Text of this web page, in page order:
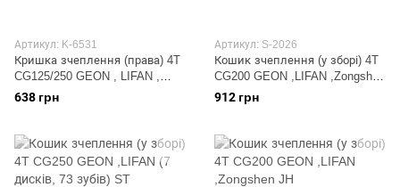
Артикул: K-6531
Кришка зчеплення (права) 4T
CG125/250 GEON , LIFAN ,
Zongshen KOMATCU
638 грн
Артикул: S-2026
Кошик зчеплення (у зборі) 4T
CG200 GEON ,LIFAN ,Zongshen
HONGJU
912 грн